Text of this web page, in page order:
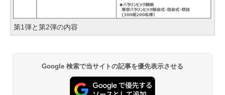
第1弾と第2弾の内容
Google 検索で当サイトの記事を優先表示させる